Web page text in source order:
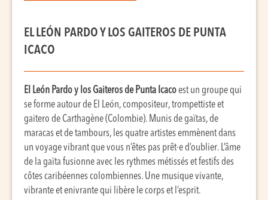
EL LEÓN PARDO Y LOS GAITEROS DE PUNTA
ICACO
El León Pardo y los Gaiteros de Punta Icacoest un groupe qui
se forme autour de El León, compositeur, trompettiste et
gaitero de Carthagène (Colombie). Munis de gaïtas, de
maracas et de tambours, les quatre artistes emmènent dans
un voyage vibrant que vous n’êtes pas prêt·e d’oublier. L’âme
de la gaïta fusionne avec les rythmes métissés et festifs des
côtes caribéennes colombiennes. Une musique vivante,
vibrante et enivrante qui libère le corps et l’esprit.